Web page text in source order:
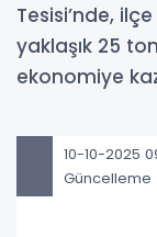
Tesisi’nde,
yaklaşık 25
ekonomiye
10-10-2025
Güncelleme